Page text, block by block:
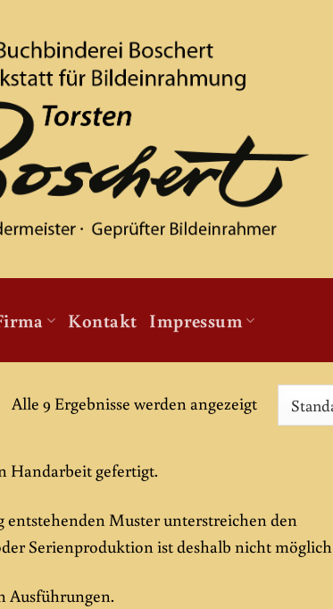
Kontakt Impressum
Alle 9 Ergebnisse werden angezeigt
Handarbeit gefertigt.
entstehenden Muster unterstreichen den
Serienproduktion ist deshalb nicht möglich
Ausführungen.